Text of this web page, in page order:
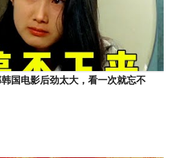
国电影后劲太大，看一次就忘不